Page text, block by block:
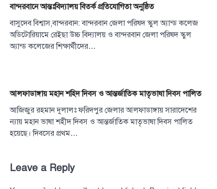
বান্দরবানে আন্তঃবিদ্যালয় বিতর্ক প্রতিযোগিতা অনুষ্ঠিত
বাসুদেব বিশ্বাস,বান্দরবান: বান্দরবান জেলা পরিষদ স্কুল অ্যান্ড কলেজ
অডিটোরিয়ামে রেইছা উচ্চ বিদ্যালয় ও বান্দরবান জেলা পরিষদ স্কুল
অ্যান্ড কলেজের শিক্ষার্থীদের…
আলফাডাঙ্গায় মহান শহিদ দিবস ও আন্তর্জাতিক মাতৃভাষা দিবস পালিত
আজিজুর রহমান দুলালঃ ফরিদপুর জেলার আলফাডাঙ্গায় সারাদেশের
ন্যায় মহান ভাষা শহীদ দিবস ও আন্তর্জাতিক মাতৃভাষা দিবস পালিত
হয়েছে। দিবসের প্রথম…
Leave a Reply